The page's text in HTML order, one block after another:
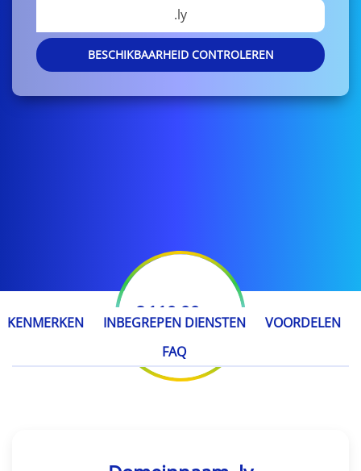
.ly
BESCHIKBAARHEID CONTROLEREN
€ 119,99 / jaar
KENMERKEN INBEGREPEN DIENSTEN
VOORDELEN
FAQ